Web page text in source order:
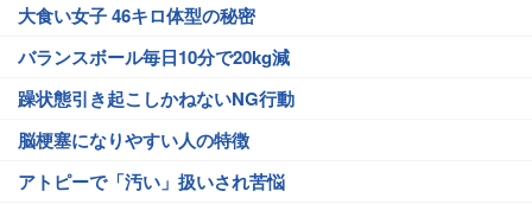
大食い女子 46キロ体型の秘密
バランスボール毎日10分で20kg減
躁状態引き起こしかねないNG行動
脳梗塞になりやすい人の特徴
アトピーで「汚い」扱いされ苦悩